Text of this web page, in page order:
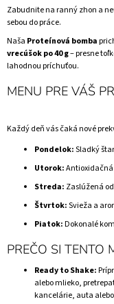
Zabudnite na ranný zhon a
sebou do práce.
Naša Proteínová bomba
vrecúšok po 40 g– presne
lahodnou príchuťou.
MENU PRE VÁŠ
Každý deň vás čaká nové
Pondelok:Sladký
Utorok:
Streda: Zaslúžená
Štvrtok:Svieža a
Piatok:Dokonalé
PREČO SI TENTO
Ready to Shake:
alebo mlieko,
kancelárie, auta